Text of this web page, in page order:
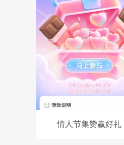
情人节集赞赢好礼